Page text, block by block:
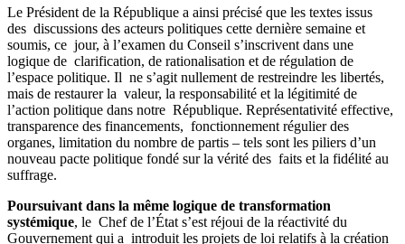
Le Président de la République a ainsi précisé que les textes issus
des discussions des acteurs politiques cette dernière semaine et
soumis, ce jour, à l’examen du Conseil s’inscrivent dans une
logique de clarification, de rationalisation et de régulation de
l’espace politique. Il ne s’agit nullement de restreindre les libertés,
mais de restaurer la valeur, la responsabilité et la légitimité de
l’action politique dans notre République. Représentativité effective,
transparence des financements, fonctionnement régulier des
organes, limitation du nombre de partis – tels sont les piliers d’un
nouveau pacte politique fondé sur la vérité des faits et la fidélité au
suffrage.
Poursuivant dans la même logique de transformation
systémique, le Chef de l’État s’est réjoui de la réactivité du
Gouvernement qui a introduit les projets de loi relatifs à la création